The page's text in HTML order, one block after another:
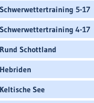
Schwerwettertraining 5-17
Schwerwettertraining 4-17
Rund Schottland
Hebriden
Keltische See